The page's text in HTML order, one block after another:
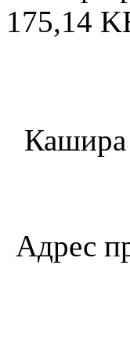
175,14
Кашира
Адрес